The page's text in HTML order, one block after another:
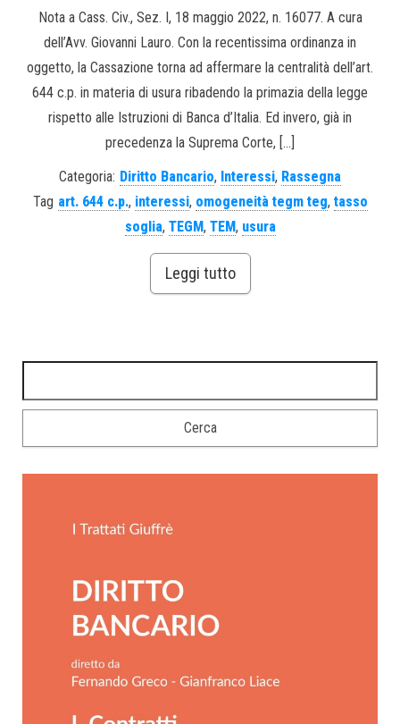
Nota a Cass. Civ., Sez. I, 18 maggio 2022, n. 16077. A cura
dell’Avv. Giovanni Lauro. Con la recentissima ordinanza in
oggetto, la Cassazione torna ad affermare la centralità dell’art.
644 c.p. in materia di usura ribadendo la primazia della legge
rispetto alle Istruzioni di Banca d’Italia. Ed invero, già in
precedenza la Suprema Corte, […]
Categoria: Diritto Bancario, Interessi, Rassegna
Tag art. 644 c.p., interessi, omogeneità tegm teg, tasso
soglia, TEGM, TEM, usura
Leggi tutto